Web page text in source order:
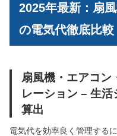
2025年最新：扇
の電気代徹底比較
扇風機・エアコン
レーション – 生
算出
電気代を効率良く管理する